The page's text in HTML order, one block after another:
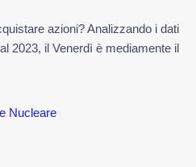
azioni? Analizzando i dati
2023, il Venerdì è mediamente il